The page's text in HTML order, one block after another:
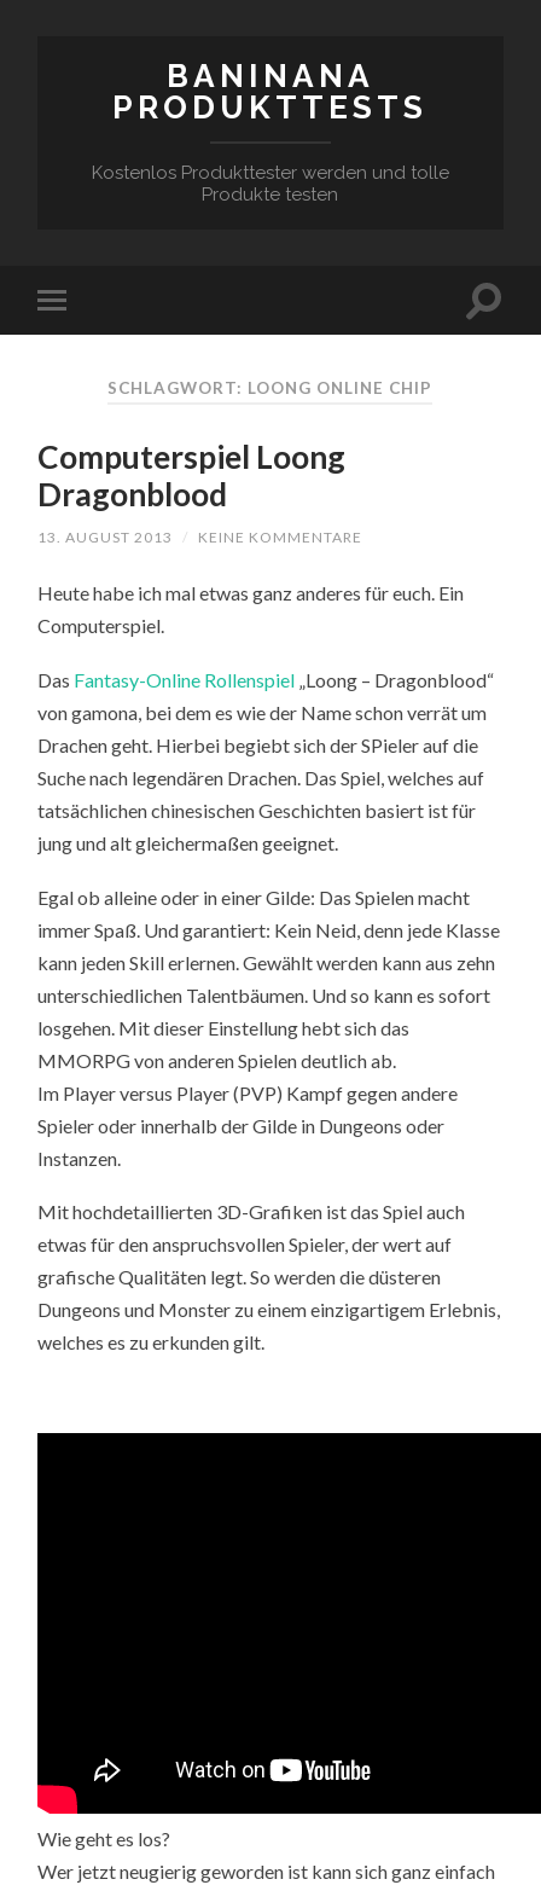
BANINANA
PRODUKTTESTS
Kostenlos Produkttester werden und tolle
Produkte testen
SCHLAGWORT: LOONG ONLINE CHIP
Computerspiel Loong
Dragonblood
13. AUGUST 2013 / KEINE KOMMENTARE
Heute habe ich mal etwas ganz anderes für euch. Ein
Computerspiel.
Das Fantasy-Online Rollenspiel „Loong – Dragonblood“
von gamona, bei dem es wie der Name schon verrät um
Drachen geht. Hierbei begiebt sich der SPieler auf die
Suche nach legendären Drachen. Das Spiel, welches auf
tatsächlichen chinesischen Geschichten basiert ist für
jung und alt gleichermaßen geeignet.
Egal ob alleine oder in einer Gilde: Das Spielen macht
immer Spaß. Und garantiert: Kein Neid, denn jede Klasse
kann jeden Skill erlernen. Gewählt werden kann aus zehn
unterschiedlichen Talentbäumen. Und so kann es sofort
losgehen. Mit dieser Einstellung hebt sich das
MMORPG von anderen Spielen deutlich ab.
Im Player versus Player (PVP) Kampf gegen andere
Spieler oder innerhalb der Gilde in Dungeons oder
Instanzen.
Mit hochdetaillierten 3D-Grafiken ist das Spiel auch
etwas für den anspruchsvollen Spieler, der wert auf
grafische Qualitäten legt. So werden die düsteren
Dungeons und Monster zu einem einzigartigem Erlebnis,
welches es zu erkunden gilt.
Wie geht es los?
Wer jetzt neugierig geworden ist kann sich ganz einfach